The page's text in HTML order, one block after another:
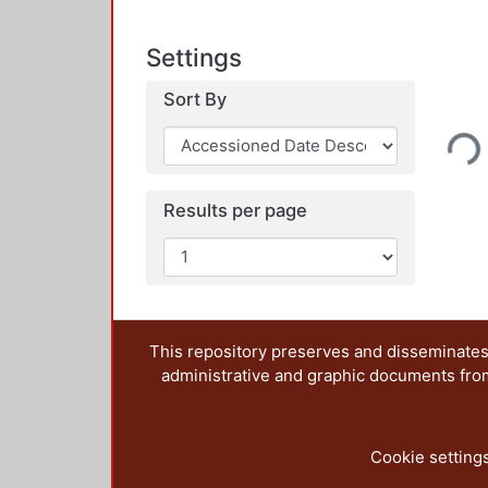
Settings
Sort By
Results per page
Loading...
This repository preserves and
administrative and graphic documents
Cookie